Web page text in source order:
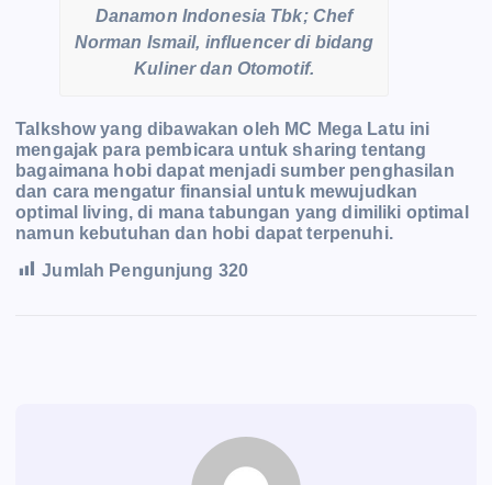
Danamon Indonesia Tbk; Chef
Norman Ismail, influencer di bidang
Kuliner dan Otomotif.
Talkshow yang dibawakan oleh MC Mega Latu ini
mengajak para pembicara untuk sharing tentang
bagaimana hobi dapat menjadi sumber penghasilan
dan cara mengatur finansial untuk mewujudkan
optimal living, di mana tabungan yang dimiliki optimal
namun kebutuhan dan hobi dapat terpenuhi.
Jumlah Pengunjung 320